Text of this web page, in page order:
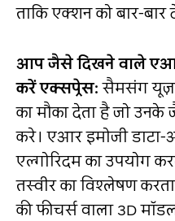
ताकि एक्शन को बार-
आप जैसे दिखने वाले
करें एक्सप्रेस: सैमसंग
का मौका देता है जो
करे। एआर इमोजी डाटा-
एल्‍गोरिदम का उपयोग
तस्‍वीर का विश्‍लेषण
की फीचर्स वाला 3D